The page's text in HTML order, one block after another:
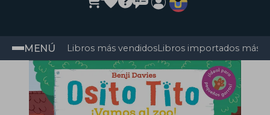
MENÚ Libros más vendidosLibros importados más